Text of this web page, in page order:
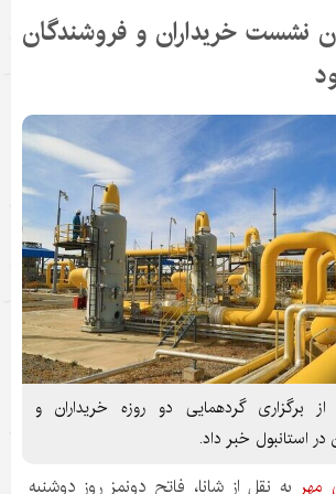
نشست خریداران و فروشندگان
برگزاری گردهمایی دو روزه خریداران و
استانبول خبر داد.
مهر به نقل ازشانا، فاتح دونمز روز دوشنبه